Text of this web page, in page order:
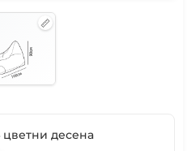
цветни десена